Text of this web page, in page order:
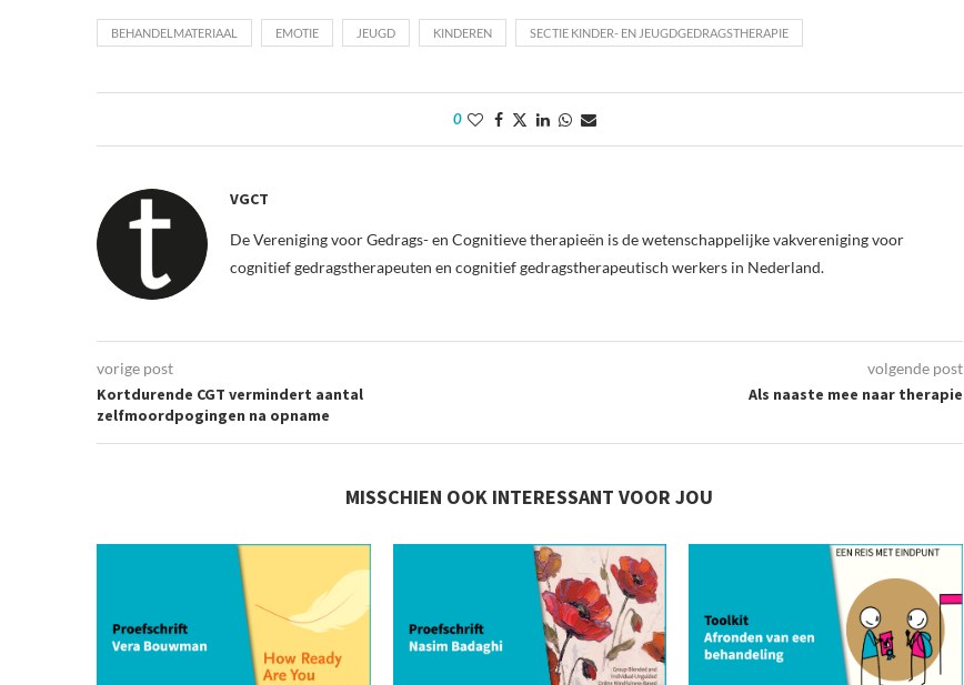
BEHANDELMATERIAAL EMOTIE JEUGD KINDEREN SECTIE KINDER- EN JEUGDGEDRAGSTHERAPIE
0
VGCT
De Vereniging voor Gedrags- en Cognitieve therapieën is de wetenschappelijke vakvereniging voor
cognitief gedragstherapeuten en cognitief gedragstherapeutisch werkers in Nederland.
vorige post
Kortdurende CGT vermindert aantal
zelfmoordpogingen na opname
volgende post
Als naaste mee naar therapie
MISSCHIEN OOK INTERESSANT VOOR JOU